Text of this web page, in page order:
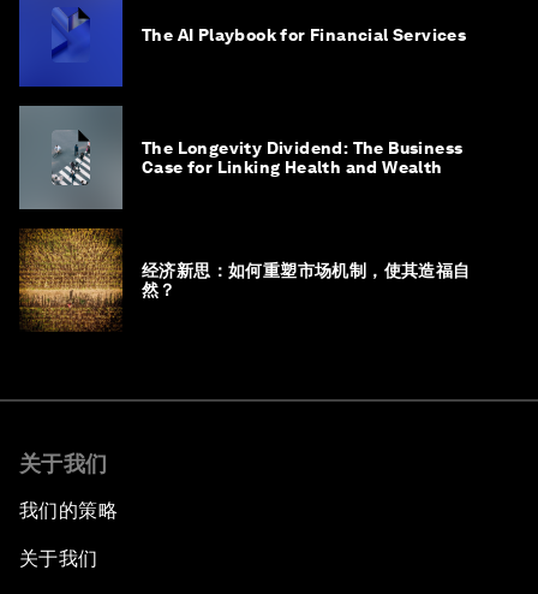
The AI Playbook for Financial Services
The Longevity Dividend: The Business
Case for Linking Health and Wealth
经济新思：如何重塑市场机制，使其造福自
然？
关于我们
我们的策略
关于我们